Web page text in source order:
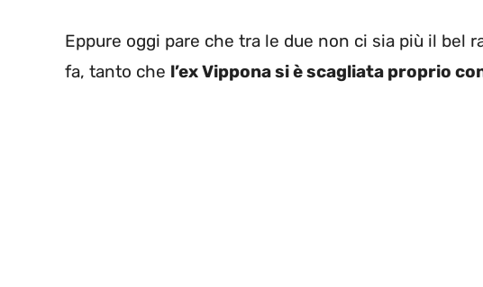
Eppure oggi pare che tra le due non ci sia più il bel
fa, tanto che l’ex Vippona si è scagliata proprio